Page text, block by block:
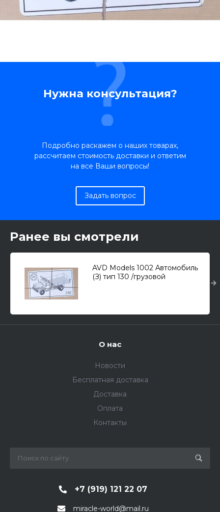
Нужна консультация?
Подробно раскажем о наших товарах,
рассчитаем стоимость доставки и ответим
на все Ваши вопросы!
Задать вопрос
Ранее вы смотрели
AVD Models 1002 Автомобиль
(З) тип 130 /грузовой
О нас
Новости
Бесплатная доставка
Доставка
Оплата
Контакты
+7 (919) 121 22 07
miracle-world@mail.ru